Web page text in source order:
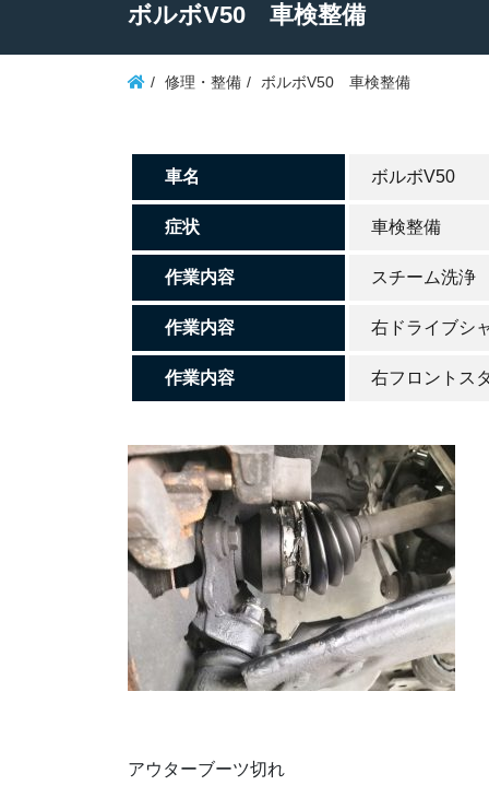
ボルボV50 車検整備
修理・整備 ボルボV50 車検整備
車名 ボルボV50
症状 車検整備
作業内容 スチーム洗浄
作業内容 右ドライブシ
作業内容 右フロントス
アウターブーツ切れ